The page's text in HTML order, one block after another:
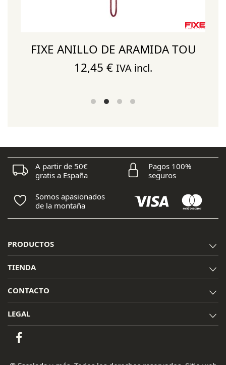
FIXE ANILLO DE ARAMIDA TOU
12,45 € IVA incl.
A partir de 50€
gratis a España
Pagos 100%
seguros
Somos apasionados
de la montaña
PRODUCTOS
TIENDA
CONTACTO
LEGAL